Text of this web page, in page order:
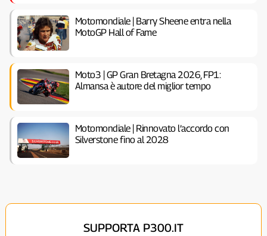
Motomondiale | Barry Sheene entra nella
MotoGP Hall of Fame
Moto3 | GP Gran Bretagna 2026, FP1:
Almansa è autore del miglior tempo
Motomondiale | Rinnovato l’accordo con
Silverstone fino al 2028
SUPPORTA P300.IT